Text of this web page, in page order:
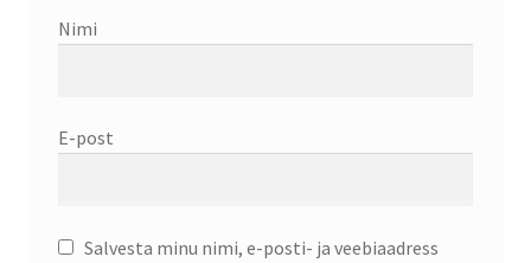
Nimi
E-post
Salvesta minu nimi, e-posti- ja veebiaadress